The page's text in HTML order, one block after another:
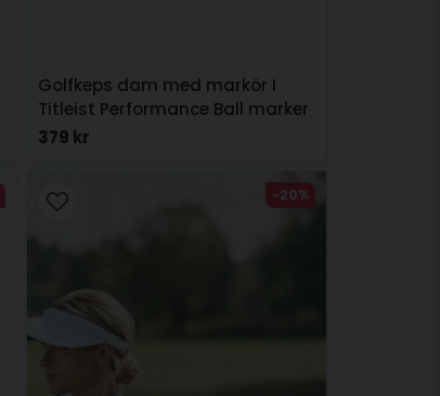
Golfkeps dam med markör I
Titleist Performance Ball marker
Svart
379 kr
-20%